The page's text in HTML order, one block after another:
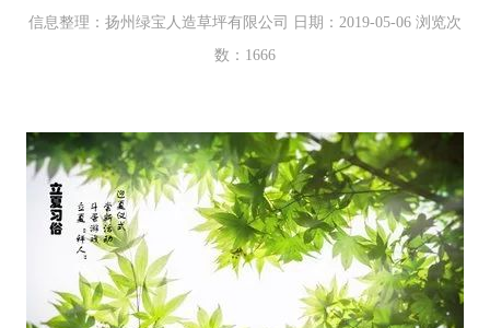
信息整理：扬州绿宝人造草坪有限公司 日期：2019-05-06 浏览次
数：1666